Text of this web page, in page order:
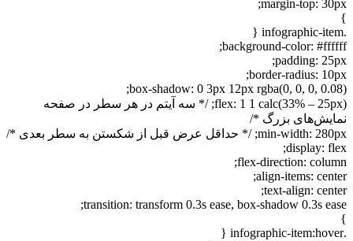
margin-top: 30px;
}
.infographic-item {
background-color: #ffffff;
padding: 25px;
border-radius: 10px;
box-shadow: 0 3px 12px rgba(0, 0, 0, 0.08);
flex: 1 1 calc(33% – 25px); /* سه آیتم در هر سطر در صفحه
نمایش‌های بزرگ */
min-width: 280px; /* حداقل عرض قبل از شکستن به سطر بعدی */
display: flex;
flex-direction: column;
align-items: center;
text-align: center;
transition: transform 0.3s ease, box-shadow 0.3s ease;
}
.infographic-item:hover {